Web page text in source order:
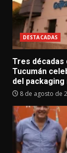
DESTACADAS
Tres décadas
Tucumán
del packaging
8 de agosto de